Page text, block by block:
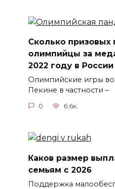
Сколько призовых
олимпийцы за
2022 году в
Олимпийские игры
Пекине в частности –
0 6.6к.
Каков размер
семьям с 2026
Поддержка